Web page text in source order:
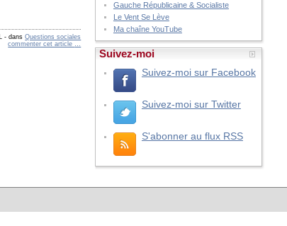
- dansQuestions sociales
commenter cet article
Gauche Républicaine & Socialiste
Le Vent Se Lève
Ma chaîne YouTube
Suivez-moi
Suivez-moi sur Facebook
Suivez-moi sur Twitter
S'abonner au flux RSS